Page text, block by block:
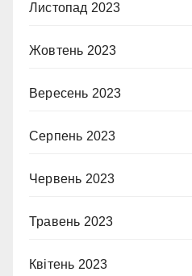
Листопад 2023
Жовтень 2023
Вересень 2023
Серпень 2023
Червень 2023
Травень 2023
Квітень 2023